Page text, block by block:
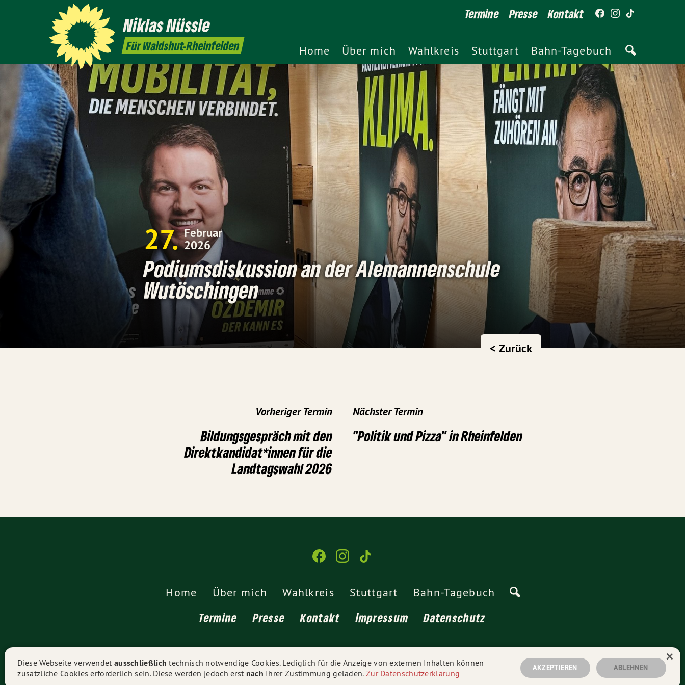
NiklasNüssle
Für Waldshut-Rheinfelden
Termine Presse Kontakt
Home Über mich Wahlkreis Stuttgart Bahn-Tagebuch
27
Februar
2026
Podiumsdiskussion an der Alemannenschule
Wutöschingen
< Zurück
Vorheriger Termin
Bildungsgespräch mit den
Direktkandidat*innen für die
Landtagswahl 2026
Nächster Termin
"Politik und Pizza" in Rheinfelden
Home Über mich Wahlkreis Stuttgart Bahn-Tagebuch
Termine Presse Kontakt Impressum Datenschutz
© 2026 Niklas Nüssle MdL - Alle Rechte vorbehalten.
Diese Webseite verwendet ausschließlich technisch notwendige Cookies. Lediglich für die Anzeige von externen Inhalten können
zusätzliche Cookies erforderlich sein. Diese werden jedoch erst nach Ihrer Zustimmung geladen. Zur Datenschutzerklärung
AKZEPTIEREN ABLEHNEN
×